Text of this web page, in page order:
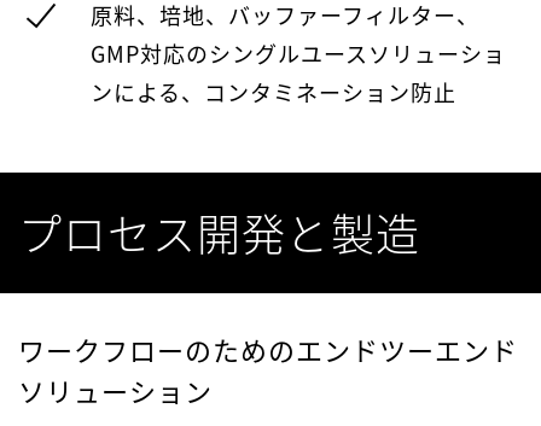
原料、培地、バッファーフィルター、
GMP対応のシングルユースソリューショ
ンによる、コンタミネーション防止
プロセス開発と製造
ワークフローのためのエンドツーエンド
ソリューション